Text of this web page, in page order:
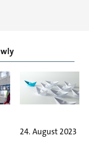
24. August 2023